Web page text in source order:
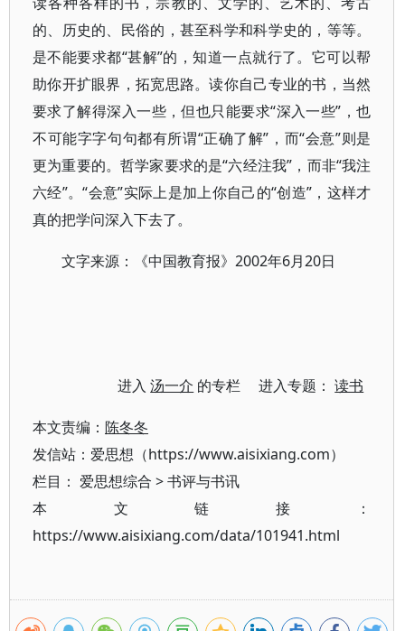
的、历史的、民俗的，甚至科学和科学史的，等等。
是不能要求都“甚解”的，知道一点就行了。它可以帮
助你开扩眼界，拓宽思路。读你自己专业的书，当然
要求了解得深入一些，但也只能要求“深入一些”，也
不可能字字句句都有所谓“正确了解”，而“会意”则是
更为重要的。哲学家要求的是“六经注我”，而非“我注
六经”。“会意”实际上是加上你自己的“创造”，这样才
真的把学问深入下去了。
文字来源：《中国教育报》2002年6月20日
进入汤一介 的专栏 进入专题：读书
本文责编： 陈冬冬
发信站：爱思想（https://www.aisixiang.com）
栏目： 爱思想综合 >书评与书讯
本文链接：
https://www.aisixiang.com/data/101941.html